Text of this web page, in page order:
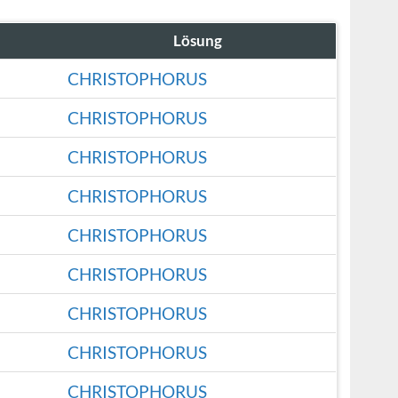
Lösung
CHRISTOPHORUS
CHRISTOPHORUS
CHRISTOPHORUS
CHRISTOPHORUS
CHRISTOPHORUS
CHRISTOPHORUS
CHRISTOPHORUS
CHRISTOPHORUS
CHRISTOPHORUS